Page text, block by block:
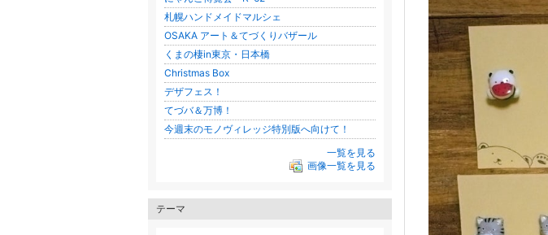
札幌ハンドメイドマルシェ
OSAKA アート＆てづくりバザール
くまの棲in東京・日本橋
Christmas Box
デザフェス！
てづバ＆万博！
今週末のモノヴィレッジ特別版へ向けて！
一覧を見る
画像一覧を見る
テーマ